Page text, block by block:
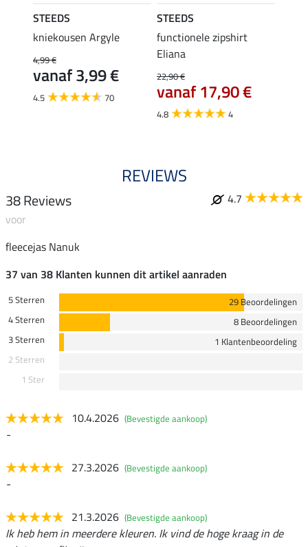
STEEDS
kniekousen Argyle
4,99 €
vanaf 3,99 €
4.5 70
STEEDS
functionele zipshirt
Eliana
22,90 €
vanaf 17,90 €
4.8 4
REVIEWS
38 Reviews
4.7
voor
fleecejas Nanuk
37 van 38 Klanten kunnen dit artikel aanraden
5 Sterren
29 Beoordelingen
4 Sterren
8 Beoordelingen
3 Sterren
1 Klantenbeoordeling
2 Sterren
1 Ster
10.4.2026 (Bevestigde aankoop)
-
27.3.2026 (Bevestigde aankoop)
-
21.3.2026 (Bevestigde aankoop)
Ik heb hem in meerdere kleuren. Ik vind de hoge kraag in de